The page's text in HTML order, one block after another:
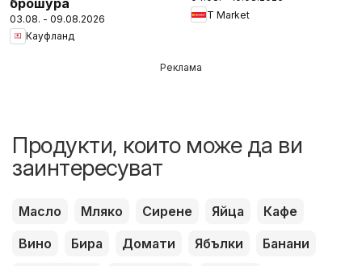
03.08. - 09.08.2026
Кауфланд
T Market
Реклама
Продукти, които може да ви
заинтересуват
Масло Мляко Сирене Яйца
Кафе
Вино
Бира Домати Ябълки
Банани